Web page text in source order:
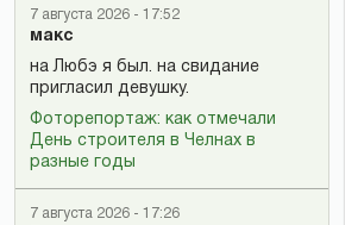
7 августа 2026 - 17:52
макс
на Любэ я был. на свидание
пригласил девушку.
Фоторепортаж: как отмечали
День строителя в Челнах в
разные годы
7 августа 2026 - 17:26